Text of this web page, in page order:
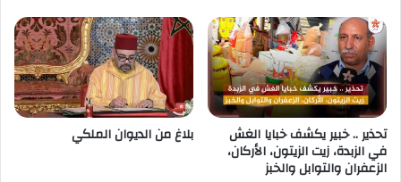
تحذير .. خبير يكشف خبايا الغش
في الزبدة، زيت الزيتون، الأركان،
الزعفران والتوابل والخبز
بلاغ من الديوان الملكي